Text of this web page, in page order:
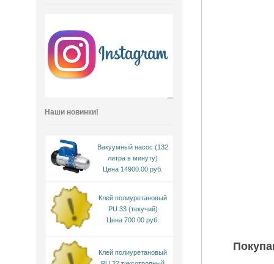
Наши новинки!
Вакуумный насос (132
литра в минуту)
Цена 14900.00 руб.
Клей полиуретановый
PU 33 (текучий)
Цена 700.00 руб.
Клей полиуретановый